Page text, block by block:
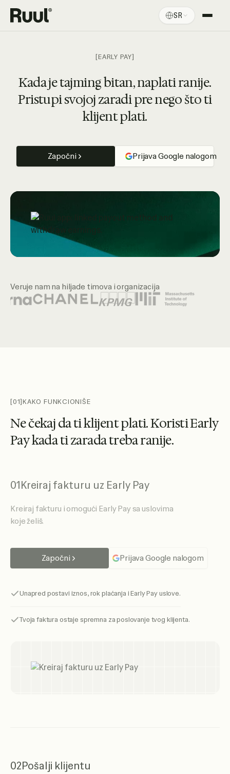
Ruul početna SR
Resursi
[EARLY PAY]
Kada je tajming bitan, naplati ranije.
Pristupi svojoj zaradi pre nego što ti
klijent plati.
Započni Prijava Google nalogom
Veruje nam na hiljade timova i organizacija
[01]KAKO FUNKCIONIŠE
Nečekajdatiklijentplati.KoristiEarly
Paykadatizaradatrebaranije.
01Kreiraj fakturu uz Early Pay
Kreiraj fakturu i omogući Early Pay sa uslovima
koje želiš.
Započni Prijava Google nalogom
Unapred postavi iznos, rok plaćanja i Early Pay uslove.
Tvoja faktura ostaje spremna za poslovanje tvog klijenta.
02Pošalji klijentu